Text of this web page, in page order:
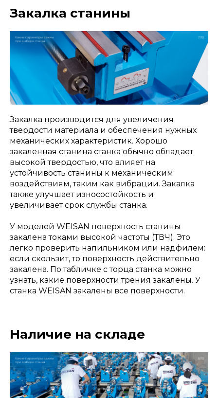
Закалка станины
Закалка производится для увеличения
твердости материала и обеспечения нужных
механических характеристик. Хорошо
закаленная станина станка обычно обладает
высокой твердостью, что влияет на
устойчивость станины к механическим
воздействиям, таким как вибрации. Закалка
также улучшает износостойкость и
увеличивает срок службы станка.
У моделей WEISAN поверхность станины
закалена токами высокой частоты (ТВЧ). Это
легко проверить напильником или надфилем:
если скользит, то поверхность действительно
закалена. По табличке с торца станка можно
узнать, какие поверхности трения закалены. У
станка WEISAN закалены все поверхности.
Наличие на складе